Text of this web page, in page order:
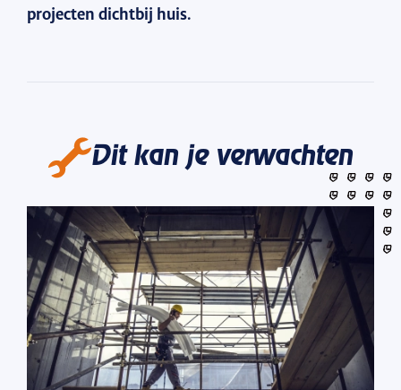
projecten dichtbij huis.
Dit kan je verwachten